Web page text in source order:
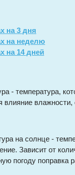
на 3 дня
на неделю
на 14 дней
- температура,
влияние
на солнце -
Зависит от
погоду поправка